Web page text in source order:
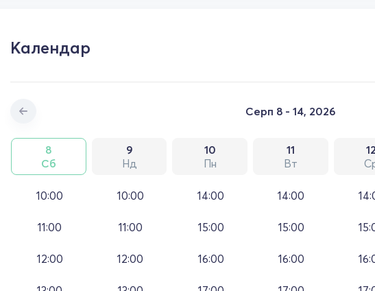
Календар
Серп 8 - 14, 2026
8
Сб
9
Нд
10
Пн
11
Вт
12
10:00
11:00
12:00
10:00
11:00
12:00
14:00
15:00
16:00
14:00
15:00
16:00